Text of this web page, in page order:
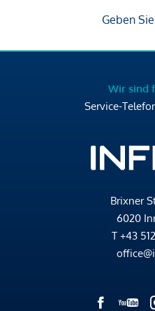
Geben
Wir sind
Service-
Brixner
6020
T +43